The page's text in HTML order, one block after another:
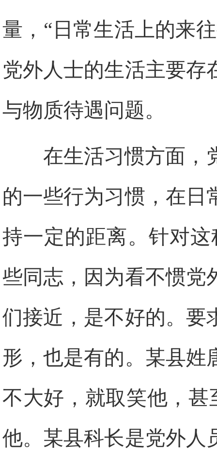
量，“日常生活上的来
党外人士的生活主要存
与物质待遇问题。
在生活习惯方面，
的一些行为习惯，在日
持一定的距离。针对
些同志，因为看不惯党
们接近，是不好的。要
形，也是有的。某县姓
不大好，就取笑他，甚
他。某县科长是党外人